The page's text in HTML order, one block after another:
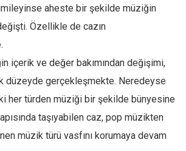
aheste bir şekilde müziğin
Özellikle de cazın
içerik ve değer bakımından değişimi,
düzeyde gerçekleşmekte. Neredeyse
her türden müziği bir şekilde bünyesine
taşıyabilen caz, pop müzikten
müzik türü vasfını korumaya devam